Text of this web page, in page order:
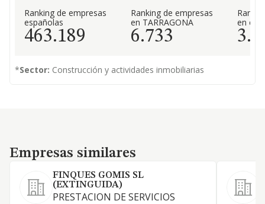
Ranking de empresas
españolas
463.189
Ranking de empresas
en TARRAGONA
6.733
en el
*Sector: Construcción y actividades inmobiliarias
Empresas similares
Empresas similares
FINQUES GOMIS SL
(EXTINGUIDA)
PRESTACION DE SERVICIOS